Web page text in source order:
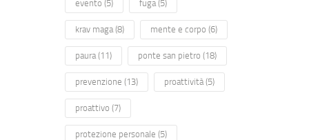
evento (5) fuga(5)
krav maga(8) mente e corpo (6)
paura(11) ponte san pietro (18)
prevenzione (13) proattività(5)
proattivo (7)
protezione personale (5)